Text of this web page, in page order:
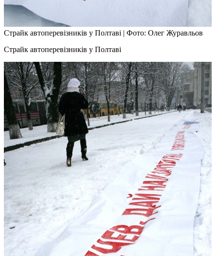
Страйк автоперевізників у Полтаві | Фото: Олег Журавльов
Страйк автоперевізників у Полтаві